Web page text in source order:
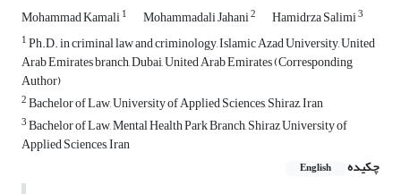
Mohammad Kamali1 Mohammadali Jahani2 Hamidrza Salimi3
1Ph.D. in criminal law and criminology, Islamic Azad University, United
Arab Emirates branch, Dubai, United Arab Emirates (Corresponding
Author)
2Bachelor of Law, University of Applied Sciences, Shiraz, Iran
3Bachelor of Law, Mental Health Park Branch, Shiraz University of
Applied Sciences, Iran
چکیده
English